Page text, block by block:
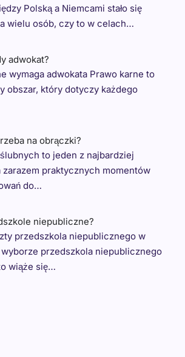
Polską a Niemcami stało się
wielu osób, czy to w celach…
adwokat?
wymaga adwokata Prawo karne to
obszar, który dotyczy każdego
na obrączki?
to jeden z najbardziej
praktycznych momentów
do…
niepubliczne?
przedszkola niepublicznego w
przedszkola niepublicznego
wiąże się…